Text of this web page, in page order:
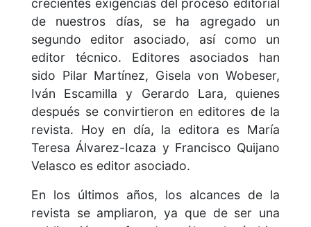
crecientes exigencias del proceso editorial
de nuestros días, se ha agregado un
segundo editor asociado, así como un
editor técnico. Editores asociados han
sido Pilar Martínez, Gisela von Wobeser,
Iván Escamilla y Gerardo Lara, quienes
después se convirtieron en editores de la
revista. Hoy en día, la editora es María
Teresa Álvarez-Icaza y Francisco Quijano
Velasco es editor asociado.
En los últimos años, los alcances de la
revista se ampliaron, ya que de ser una